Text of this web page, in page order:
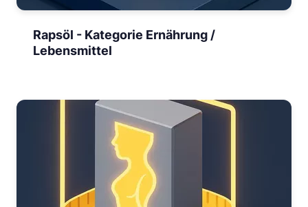
Rapsöl - Kategorie Ernährung /
Lebensmittel